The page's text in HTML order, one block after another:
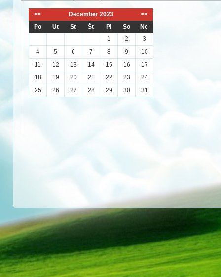
<< December 2023
>>
Po
Ut St Št Pi So
Ne
1
2
3
4
5 6 7 8 9
10
11
12 13 14 15 16
17
18
19 20 21 22 23
24
25
26 27 28 29 30 31